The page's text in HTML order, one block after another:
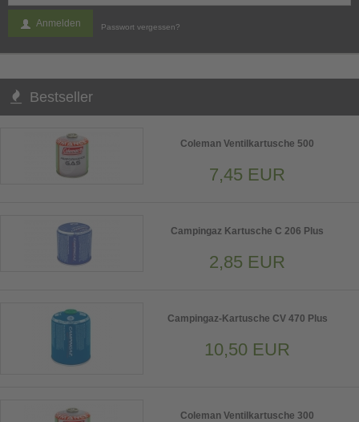
Anmelden Passwort vergessen?
Bestseller
Coleman Ventilkartusche 500
7,45 EUR
Campingaz Kartusche C 206 Plus
2,85 EUR
Campingaz-Kartusche CV 470 Plus
10,50 EUR
Coleman Ventilkartusche 300